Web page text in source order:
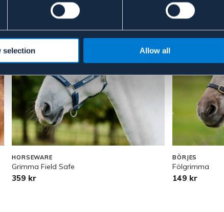
selection Allow all
HORSEWARE
Grimma Field Safe
359 kr
BÖRJES
Fölgrimma
149 kr